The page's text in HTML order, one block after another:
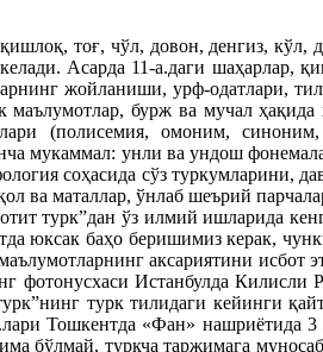
тоғ, чўл, довон, денгиз, кўл,
Асарда 11-а.даги шаҳарлар,
жойланиши, урф-одатлари,
маълумотлар, бурж ва мучал
(полисемия, омоним,
мукаммал: унли ва ундош
соҳасида сўз туркумларини,
ва маталлар, ўнлаб шеърий
турк”дан ўз илмий ишларида
юксак баҳо беришимиз керак,
аксариятини
фотонусхаси Истанбулда
турк тилидаги кейинги
Тошкентда «Фан» нашриётида
бўлмай, туркча таржимага